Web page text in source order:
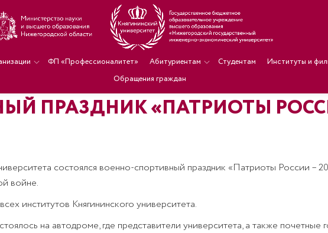
ФП «Профессионалитет» Абитуриентам Студентам Институты и
Обращения граждан
ПРАЗДНИК «ПАТРИОТЫ
состоялся военно-спортивный праздник «Патриоты России –
войне.
институтов Княгининского университета.
на автодроме, где представители университета, а также почетные